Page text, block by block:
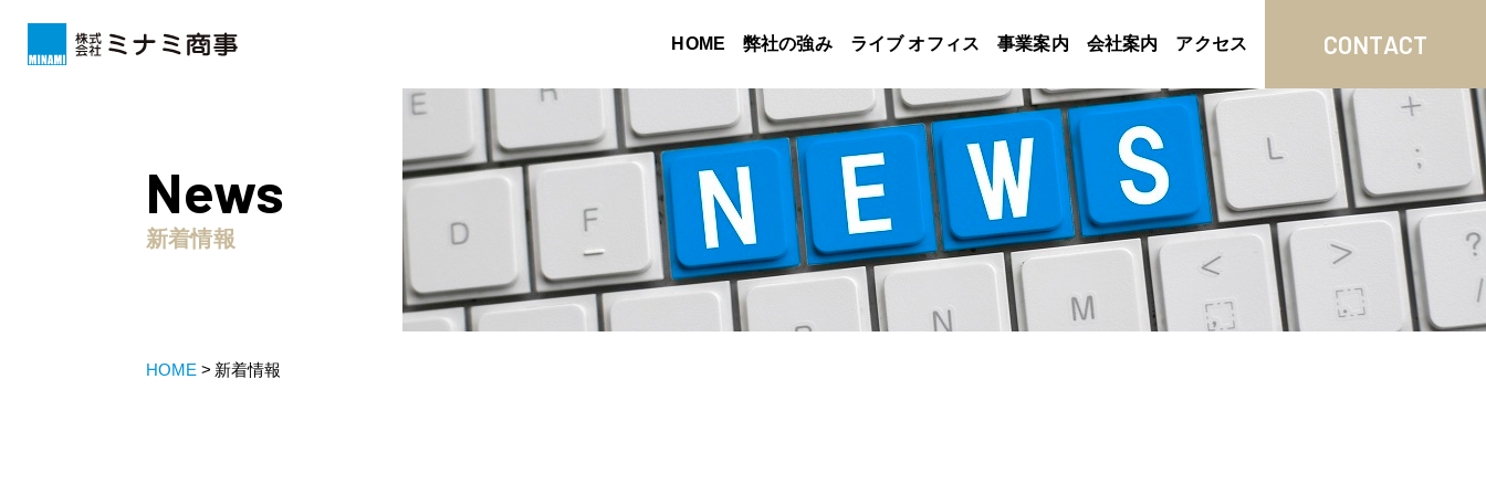
HOME 弊社の強み ライブ オフィス 事業案内
オフィス デザイン
オフィス ソリューション
セキュリティ
オフィス ステーショナリー
会社案内
代表挨拶・経営理念
会社概要・アクセスマップ
環境への取り組み
沿革・50年の歴史
アクセス CONTACT
News
新着情報
HOME 新着情報